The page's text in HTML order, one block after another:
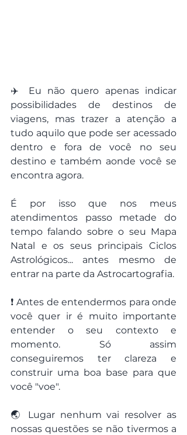
✈️ Eu não quero apenas indicar
possibilidades de destinos de
viagens, mas trazer a atenção a
tudo aquilo que pode ser acessado
dentro e fora de você no seu
destino e também aonde você se
encontra agora.
É por isso que nos meus
atendimentos passo metade do
tempo falando sobre o seu Mapa
Natal e os seus principais Ciclos
Astrológicos... antes mesmo de
entrar na parte da Astrocartografia.
❗ Antes de entendermos para onde
você quer ir é muito importante
entender o seu contexto e
momento. Só assim
conseguiremos ter clareza e
construir uma boa base para que
você "voe".
🌏 Lugar nenhum vai resolver as
nossas questões se não tivermos a